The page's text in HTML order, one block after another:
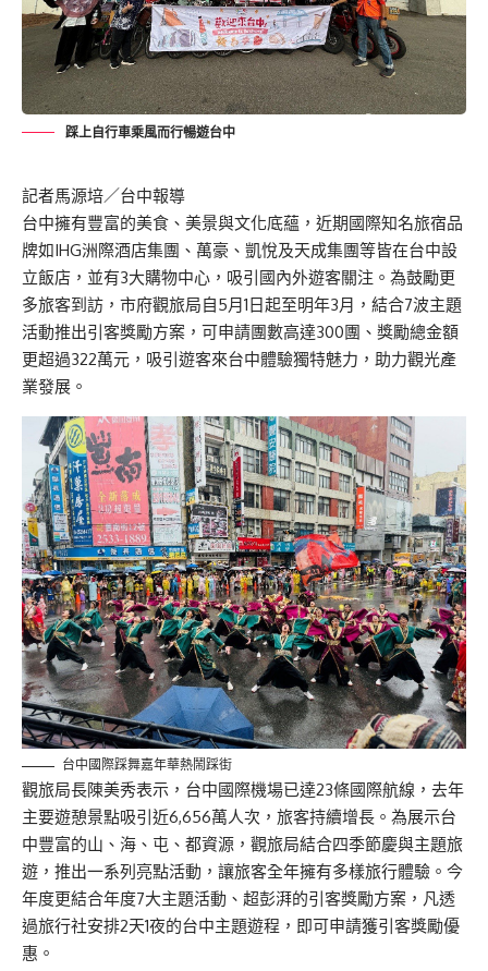
踩上自行車乘風而行暢遊台中
記者馬源培／台中報導
台中擁有豐富的美食、美景與文化底蘊，近期國際知名旅宿品
牌如IHG洲際酒店集團、萬豪、凱悅及天成集團等皆在台中設
立飯店，並有3大購物中心，吸引國內外遊客關注。為鼓勵更
多旅客到訪，市府觀旅局自5月1日起至明年3月，結合7波主題
活動推出引客獎勵方案，可申請團數高達300團、獎勵總金額
更超過322萬元，吸引遊客來台中體驗獨特魅力，助力觀光產
業發展。
台中國際踩舞嘉年華熱鬧踩街
觀旅局長陳美秀表示，台中國際機場已達23條國際航線，去年
主要遊憩景點吸引近6,656萬人次，旅客持續增長。為展示台
中豐富的山、海、屯、都資源，觀旅局結合四季節慶與主題旅
遊，推出一系列亮點活動，讓旅客全年擁有多樣旅行體驗。今
年度更結合年度7大主題活動、超彭湃的引客獎勵方案，凡透
過旅行社安排2天1夜的台中主題遊程，即可申請獲引客獎勵優
惠。